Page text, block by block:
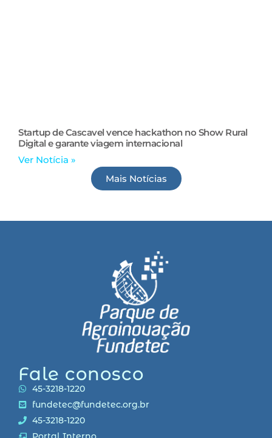
Startup de Cascavel vence hackathon no Show Rural
Digital e garante viagem internacional
Ver Notícia »
Mais Notícias
Fale conosco
45-3218-1220
fundetec@fundetec.org.br
45-3218-1220